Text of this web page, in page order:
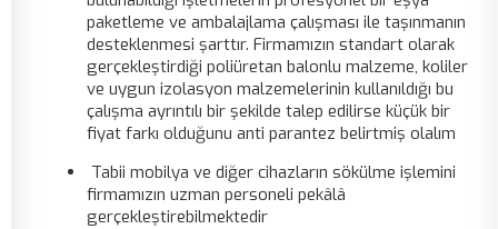
paketleme ve ambalajlama çalışması ile taşınmanın
desteklenmesi şarttır. Firmamızın standart olarak
gerçekleştirdiği poliüretan balonlu malzeme, koliler
ve uygun izolasyon malzemelerinin kullanıldığı bu
çalışma ayrıntılı bir şekilde talep edilirse küçük bir
fiyat farkı olduğunu anti parantez belirtmiş olalım
Tabii mobilya ve diğer cihazların sökülme işlemini
firmamızın uzman personeli pekâlâ
gerçekleştirebilmektedir